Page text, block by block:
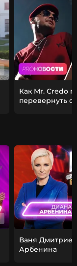
Как Mr. Credo
перевернуть
Ваня
Арбенина